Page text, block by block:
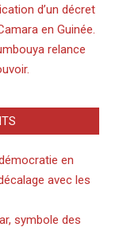
d’un décret
en Guinée.
relance
en
avec les
symbole des